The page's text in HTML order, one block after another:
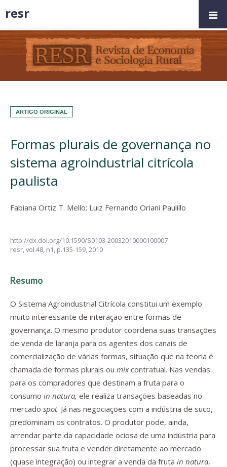
ARTIGO ORIGINAL
Formas plurais de governança no
sistema agroindustrial citrícola
paulista
Fabiana Ortiz T. Mello; Luiz Fernando Oriani Paulillo
http://dx.doi.org/10.1590/S0103-20032010000100007
resr,vol.48, n1, p.135-159, 2010
Resumo
O Sistema Agroindustrial Citrícola constitui um exemplo
muito interessante de interação entre formas de
governança. O mesmo produtor coordena suas transações
de venda de laranja para os agentes dos canais de
comercialização de várias formas, situação que na teoria é
chamada de formas plurais ou mixcontratual. Nas vendas
para os compradores que destinam a fruta para o
consumo in natura, ele realiza transações baseadas no
mercado spot. Já nas negociações com a indústria de suco,
predominam os contratos. O produtor pode, ainda,
arrendar parte da capacidade ociosa de uma indústria para
processar sua fruta e vender diretamente ao mercado
(quase integração) ou integrar a venda da fruta in natura,
resr